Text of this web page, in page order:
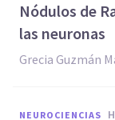
Nódulos de
las neuronas
Grecia Guzmán
NEUROCIENCIAS